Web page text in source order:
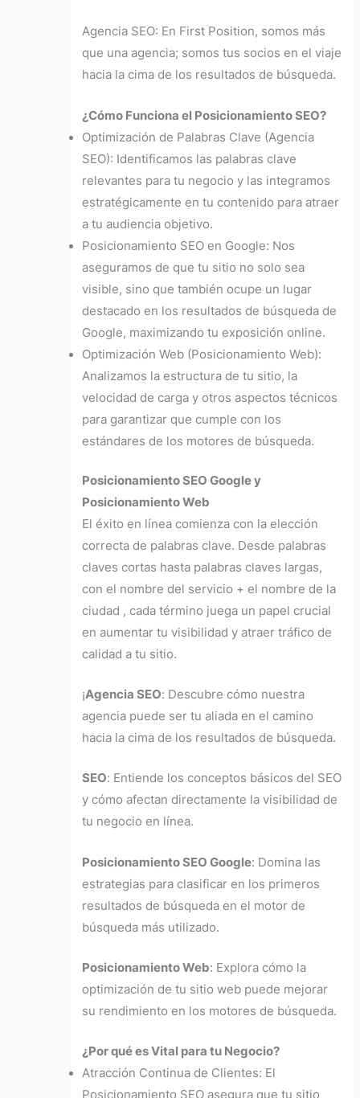
Agencia SEO: En First Position, somos más
que una agencia; somos tus socios en el viaje
hacia la cima de los resultados de búsqueda.
¿Cómo Funciona el Posicionamiento SEO?
Optimización de Palabras Clave (Agencia
SEO): Identificamos las palabras clave
relevantes para tu negocio y las integramos
estratégicamente en tu contenido para atraer
a tu audiencia objetivo.
Posicionamiento SEO en Google: Nos
aseguramos de que tu sitio no solo sea
visible, sino que también ocupe un lugar
destacado en los resultados de búsqueda de
Google, maximizando tu exposición online.
Optimización Web (Posicionamiento Web):
Analizamos la estructura de tu sitio, la
velocidad de carga y otros aspectos técnicos
para garantizar que cumple con los
estándares de los motores de búsqueda.
Posicionamiento SEO Google y
Posicionamiento Web
El éxito en línea comienza con la elección
correcta de palabras clave. Desde palabras
claves cortas hasta palabras claves largas,
con el nombre del servicio + el nombre de la
ciudad , cada término juega un papel crucial
en aumentar tu visibilidad y atraer tráfico de
calidad a tu sitio.
¡Agencia SEO: Descubre cómo nuestra
agencia puede ser tu aliada en el camino
hacia la cima de los resultados de búsqueda.
SEO: Entiende los conceptos básicos del SEO
y cómo afectan directamente la visibilidad de
tu negocio en línea.
Posicionamiento SEO Google: Domina las
estrategias para clasificar en los primeros
resultados de búsqueda en el motor de
búsqueda más utilizado.
Posicionamiento Web: Explora cómo la
optimización de tu sitio web puede mejorar
su rendimiento en los motores de búsqueda.
¿Por qué es Vital para tu Negocio?
Atracción Continua de Clientes: El